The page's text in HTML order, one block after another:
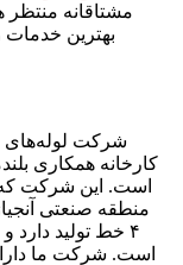
بهترین خدمات
شرکت لوله‌های
کارخانه همکاری
منطقه صنعتی
است. شرکت ما